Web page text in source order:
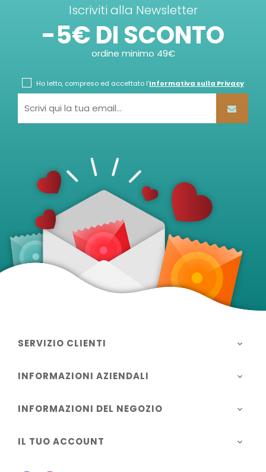
Iscriviti alla Newsletter
-5€ DI SCONTO
ordine minimo 49€
Ho letto, compreso ed accettato l'Informativa sulla Privacy
SERVIZIO CLIENTI 
INFORMAZIONI AZIENDALI 
INFORMAZIONI DEL NEGOZIO 
IL TUO ACCOUNT 